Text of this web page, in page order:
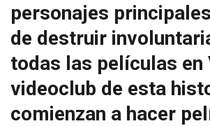
personajes
de destruir
todas las películas en
videoclub de esta
comienzan a hacer